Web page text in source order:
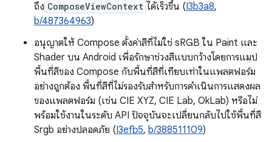
ถึง ComposeViewContext ได้เร็วขึ้น (I3b3a8,
b/487364963)
อนุญาตให้ Compose ตั้งค่าสีที่ไม่ใช่ sRGB ใน Paint และ
Shader บน Android เพื่อรักษาช่วงสีแบบกว้างโดยการแมป
พื้นที่สีของ Compose กับพื้นที่สีที่เทียบเท่าในแพลตฟอร์ม
อย่างถูกต้อง พื้นที่สีที่ไม่รองรับสำหรับการดำเนินการแสดงผล
ของแพลตฟอร์ม (เช่น CIE XYZ, CIE Lab, OkLab) หรือไม่
พร้อมใช้งานในระดับ API ปัจจุบันจะเปลี่ยนกลับไปใช้พื้นที่สี
Srgb อย่างปลอดภัย (I3efb5, b/388511109)